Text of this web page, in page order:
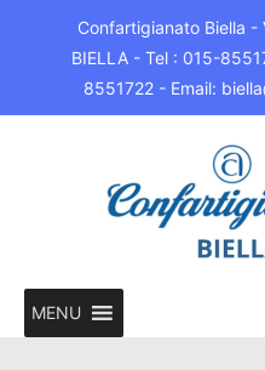
Confartigianato Biella
BIELLA - Tel : 015-
8551722 - Email:
MENU